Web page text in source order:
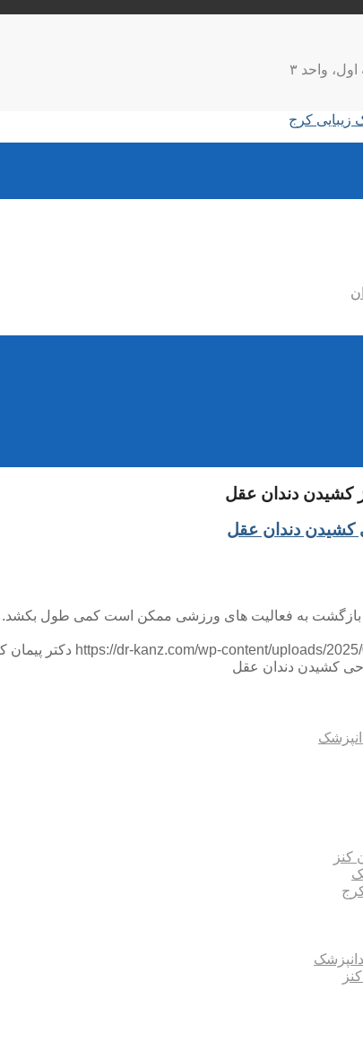
واحد ۳
کشیدن دندان عقل
کشیدن دندان عقل
بازگشت به فعالیت های ورزشی ممکن است کمی طول بکشد.
https://dr-kanz.com/wp-content/uploads/ دکتر پیمان
کشیدن دندان عقل
کنز